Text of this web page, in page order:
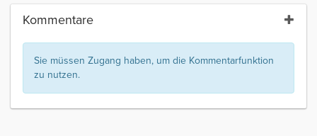
Kommentare
Sie müssen Zugang haben, um die Kommentarfunktion
zu nutzen.